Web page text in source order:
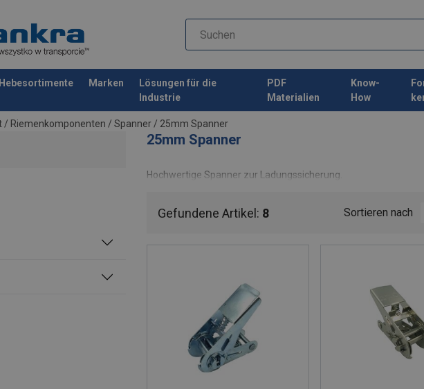
Hebesortimente Marken
Lösungen für die
Industrie
PDF
Materialien
Know-
How
/ Riemenkomponenten / Spanner / 25mm Spanner
25mm Spanner
Hochwertige Spanner zur Ladungssicherung.
Gefundene Artikel: 8 Sortieren nach